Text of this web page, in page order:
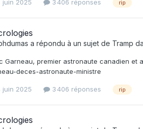
juin 2025 3 406 réponses rip
a répondu à un sujet de Tramp
Garneau, premier astronaute canadien et
deces-astronaute-ministre
juin 2025 3 406 réponses rip